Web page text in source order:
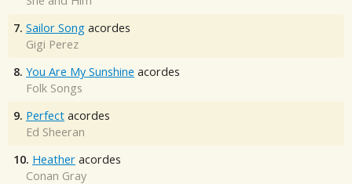
7. Sailor Song acordes
Gigi Perez
8. You Are My Sunshine acordes
Folk Songs
9. Perfect acordes
Ed Sheeran
10. Heather acordes
Conan Gray